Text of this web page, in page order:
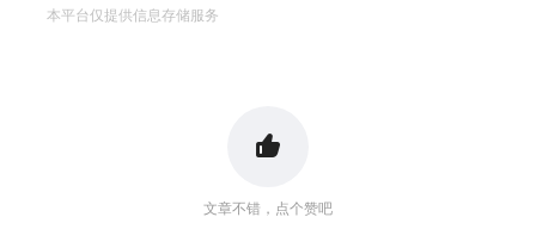
本平台仅提供信息存储服务
文章不错，点个赞吧